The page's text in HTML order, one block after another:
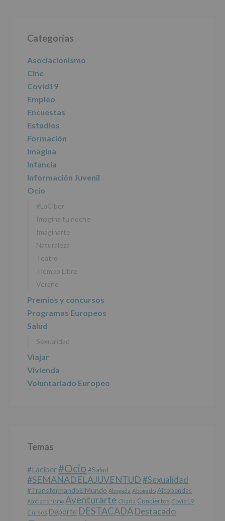
las
características
tratamiento
de
datos
personales
INFORMACIÓN
SOBRE
PROTECCIÓN
DE
DATOS
(REGLAMENTO
EUROPEO
2016/679
27
abril
de
2016)
AYUNTAMIENTO
DE
Finalidad
Información
actividades
y
programas
para
Legitimación
Consentimiento
interesado
se
datos
a
terceros,
salvo
obligación
legal.
lateral
principal
Categorías
Asociacionismo
Cine
Covid19
Empleo
Encuestas
Estudios
Formación
Imagina
Infancia
Información Juvenil
Ocio
#LaCiber
Imagina tu noche
Imaginarte
Naturaleza
Teatro
Tiempo Libre
Verano
Premios y concursos
Programas Europeos
Salud
Sexualidad
Viajar
Vivienda
Voluntariado Europeo
Temas
#laciber#Ocio #salud
#SEMANADELAJUVENTUD #sexualidad
#TransformandoElMundo Abogada Abogado Alcobendas
Asociacionismo Aventurarte Charla Conciertos Covid19
Cursos Deporte DESTACADADestacado